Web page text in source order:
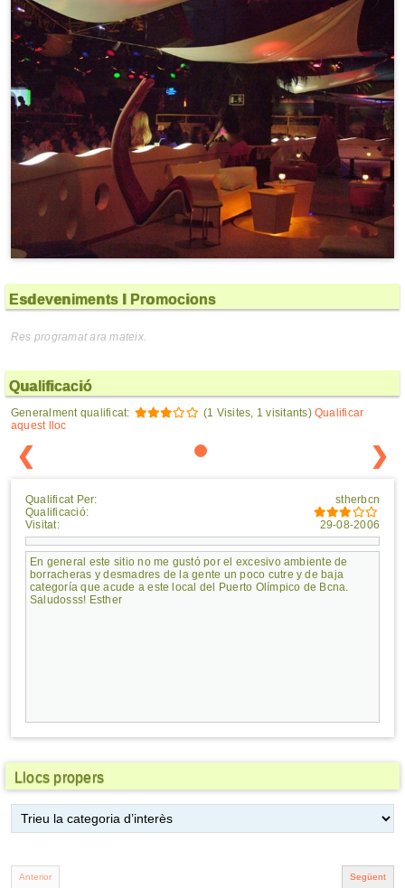
Esdeveniments I Promocions
Res programat ara mateix.
Qualificació
Generalment qualificat: (1 Visites, 1 visitants)Qualificar
aquest lloc
❮ ❯
Qualificat Per:
Qualificació:
Visitat:
stherbcn
29-08-2006
En general este sitio no me gustó por el excesivo ambiente de
borracheras y desmadres de la gente un poco cutre y de baja
categoría que acude a este local del Puerto Olímpico de Bcna.
Saludosss! Esther
Llocs propers